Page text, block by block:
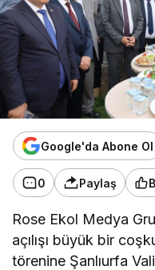
Google'da Abone Ol
0 Paylaş
Rose Ekol Medya
açılışı büyük bir
törenine Şanlıurfa